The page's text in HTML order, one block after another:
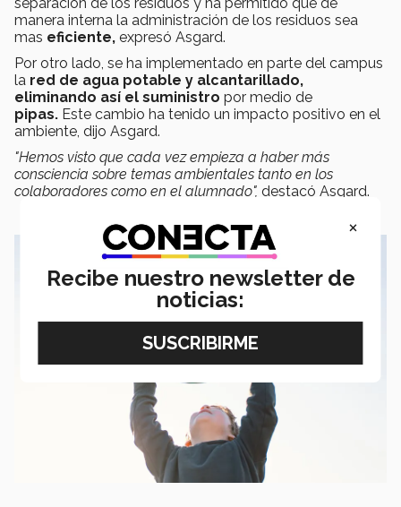
manera interna la administración de los residuos sea
mas eficiente, expresó Asgard.
Por otro lado, se ha implementado en parte del campus
la red de agua potable y alcantarillado,
eliminando así el suministro por medio de
pipas. Este cambio ha tenido un impacto positivo en el
ambiente, dijo Asgard.
"Hemos visto que cada vez empieza a haber más
consciencia sobre temas ambientales tanto en los
colaboradores como en el alumnado", destacó Asgard.
×
Recibe nuestro newsletter de
noticias: